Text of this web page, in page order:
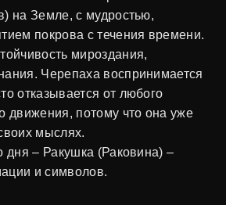
на Земле, с мудростью,
покрова с течения времени.
мироздания,
Черепаха воспринимается
отказывается от любого
движения, потому что она уже
мыслях.
дня – Ракушка (Раковина) –
и символов.